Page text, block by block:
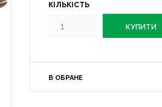
КІЛЬКІСТЬ
В ОБРАНЕ